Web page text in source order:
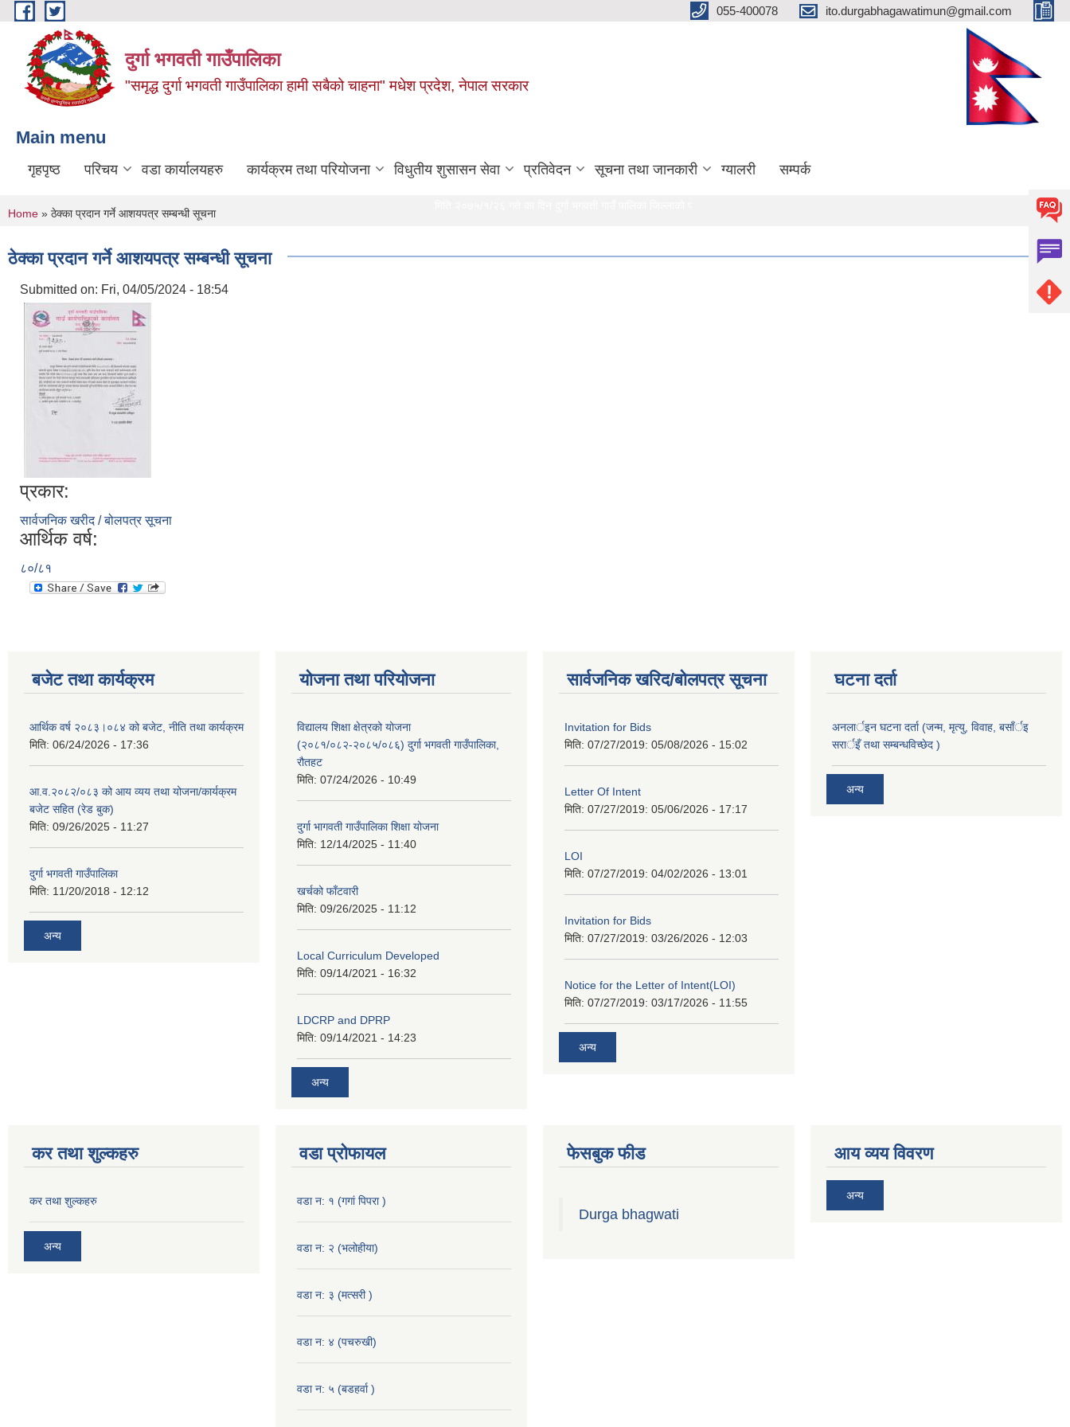
Skip to main content 055-400078 ito.durgabhagawatimun@gmail.com
दुर्गा भगवती गाउँपालिका
"समृद्ध दुर्गा भगवती गाउँपालिका हामी सबैको चाहना" मधेश प्रदेश, नेपाल सरकार
Main menu
गृहपृष्ठ परिचय वडा कार्यालयहरु कार्यक्रम तथा परियोजना विधुतीय शुसासन सेवा प्रतिवेदन सूचना तथा जानकारी ग्यालरी सम्पर्क
मिति २०७५/१/२६ गते का दिन दुर्गा भगवती गाउँ पालिका जिल्लाको प्रथम खुल्ला दिशा मुक्त गाउँ पालिका घोषणा हुन सफल भएकोमा सम्पूर्ण गाउँ बासी लाई हार्दिक बधाइ |
You are here
Home » ठेक्का प्रदान गर्ने आशयपत्र सम्बन्धी सूचना
ठेक्का प्रदान गर्ने आशयपत्र सम्बन्धी सूचना
Submitted on: Fri, 04/05/2024 - 18:54
प्रकार:
सार्वजनिक खरीद / बोलपत्र सूचना
आर्थिक वर्ष:
८०/८१
बजेट तथा कार्यक्रम
आर्थिक वर्ष २०८३।०८४ को बजेट, नीति तथा कार्यक्रम
मिति: 06/24/2026 - 17:36
आ.व.२०८२/०८३ को आय व्यय तथा योजना/कार्यक्रम
बजेट सहित (रेड बुक)
मिति: 09/26/2025 - 11:27
दुर्गा भगवती गाउँपालिका
मिति: 11/20/2018 - 12:12
अन्य
योजना तथा परियोजना
विद्यालय शिक्षा क्षेत्रको योजना
(२०८१/०८२-२०८५/०८६) दुर्गा भगवती गाउँपालिका,
रौतहट
मिति: 07/24/2026 - 10:49
दुर्गा भागवती गाउँपालिका शिक्षा योजना
मिति: 12/14/2025 - 11:40
खर्चको फाँटवारी
मिति: 09/26/2025 - 11:12
Local Curriculum Developed
मिति: 09/14/2021 - 16:32
LDCRP and DPRP
मिति: 09/14/2021 - 14:23
अन्य
सार्वजनिक खरिद/बोलपत्र सूचना
Invitation for Bids
मिति: 07/27/2019: 05/08/2026 - 15:02
Letter Of Intent
मिति: 07/27/2019: 05/06/2026 - 17:17
LOI
मिति: 07/27/2019: 04/02/2026 - 13:01
Invitation for Bids
मिति: 07/27/2019: 03/26/2026 - 12:03
Notice for the Letter of Intent(LOI)
मिति: 07/27/2019: 03/17/2026 - 11:55
अन्य
घटना दर्ता
अनलार्इन घटना दर्ता (जन्म, मृत्यु, विवाह, बसाँर्इ
सरार्इँ तथा सम्बन्धविच्छेद )
अन्य
कर तथा शुल्कहरु
कर तथा शुल्कहरु
अन्य
वडा प्रोफायल
वडा न: १ (गगां पिपरा )
वडा न: २ (भलोहीया)
वडा न: ३ (मत्सरी )
वडा न: ४ (पचरुखी)
वडा न: ५ (बडहर्वा )
फेसबुक फीड
Durga bhagwati
आय व्यय विवरण
अन्य